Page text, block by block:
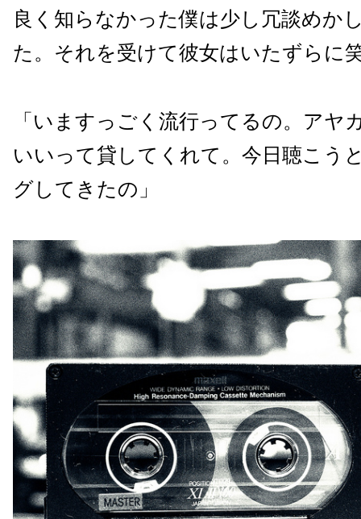
良く知らなかった僕は少し冗談めか
た。それを受けて彼女はいたずらに
「いますっごく流行ってるの。アヤ
いいって貸してくれて。今日聴こう
グしてきたの」